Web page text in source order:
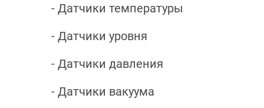
- Датчики температуры
- Датчики уровня
- Датчики давления
- Датчики вакуума